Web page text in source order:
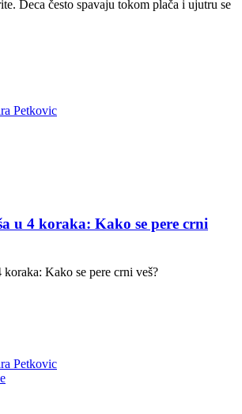
Deca često spavaju tokom plača i ujutru se
Petkovic
u 4 koraka: Kako se pere crni
koraka: Kako se pere crni veš?
Petkovic